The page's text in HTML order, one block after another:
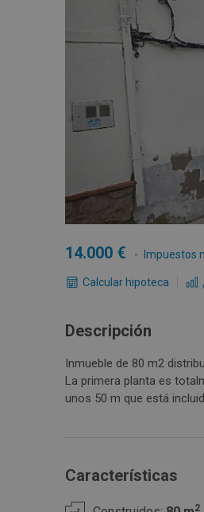
14.000 Impuestos
Calcular hipoteca
Descripción
Inmueble de 80 m2
La primera planta es
unos 50 m que está
Características
2